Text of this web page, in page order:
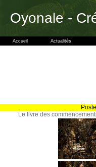
Oyonale -
Accueil Actualités
Le livre des